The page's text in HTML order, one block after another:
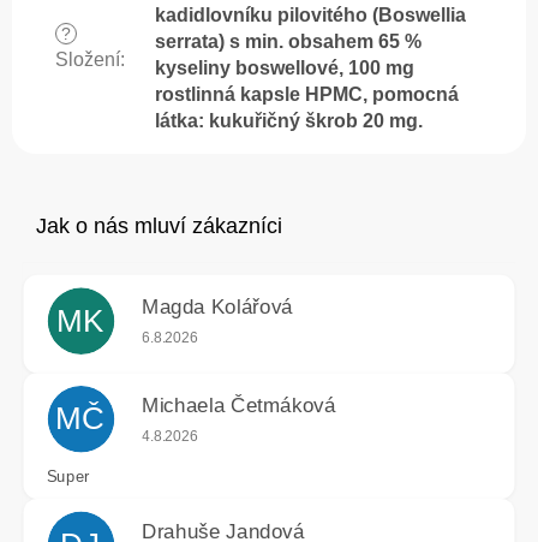
?
Složení:
kadidlovníku pilovitého (Boswellia
serrata) s min. obsahem 65 %
kyseliny boswellové, 100 mg
rostlinná kapsle HPMC, pomocná
látka: kukuřičný škrob 20 mg.
MK Magda Kolářová
Hodnocení obchodu je 5 z 5 hvězdiček.
6.8.2026
MČ Michaela Četmáková
Hodnocení obchodu je 5 z 5 hvězdiček.
4.8.2026
Super
Drahuše Jandová